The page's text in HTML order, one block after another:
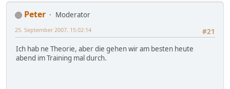
Peter
Moderator
#21
25. September 2007, 15:02:14
Ich hab ne Theorie, aber die gehen wir am besten heute
abend im Training mal durch.